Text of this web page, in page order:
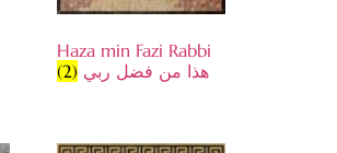
Haza min Fazi Rabbi
هذا من فضل ربي (2)